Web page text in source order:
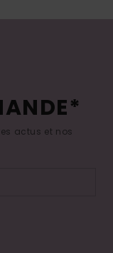
actus et nos